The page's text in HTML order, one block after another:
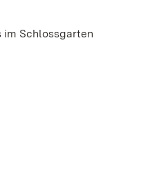
Schlossgarten